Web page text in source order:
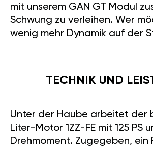
mit unserem GAN GT Modul
Schwung zu verleihen. Wer
wenig mehr Dynamik auf der
TECHNIK UND
Unter der Haube arbeitet der
Liter-Motor 1ZZ-FE mit 125 PS
Drehmoment. Zugegeben, ein